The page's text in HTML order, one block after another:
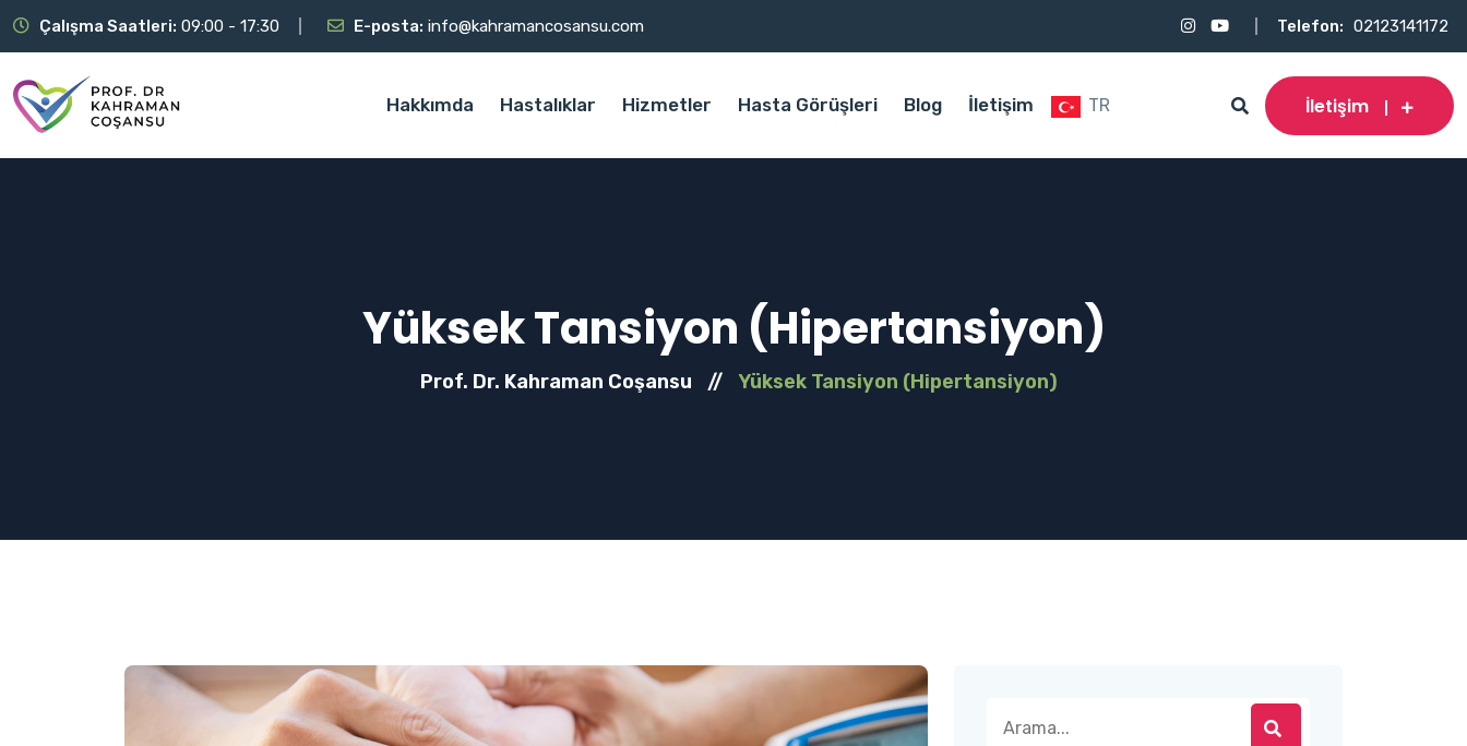
Çalışma Saatleri: 09:00 - 17:30 E-posta: info@kahramancosansu.com Telefon: 02123141172
Hakkımda Hastalıklar Hizmetler Hasta Görüşleri Blog İletişim TR İletişim
Yüksek Tansiyon (Hipertansiyon)
Prof. Dr. Kahraman Coşansu // Yüksek Tansiyon (Hipertansiyon)